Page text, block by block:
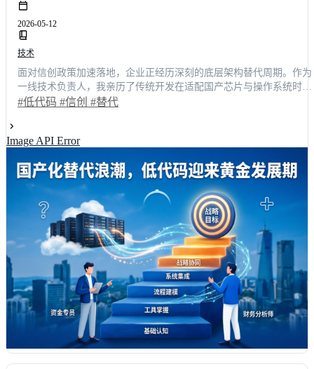
2026-05-12
技术
面对信创政策加速落地，企业正经历深刻的底层架构替代周期。作为
一线技术负责人，我亲历了传统开发在适配国产芯片与操作系统时的
漫长周期与高昂成本。本文将结合真实项目复盘，深度解析低代码平
下降40%。本文将为技术决策者提供一套可落地的选型策略与效能提
#低代码 #信创 #替代
Image API Error